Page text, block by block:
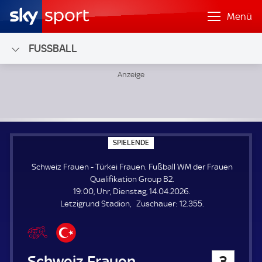
Menü
FUSSBALL
SPIELENDE
P
E
E
N
E
Schweiz Frauen - Türkei Frauen. Fußball WM der Frauen
Qualifikation Group B2.
19:00, Uhr, Dienstag, 14.04.2026.
Letzigrund Stadion
Zuschauer: Z
12.355.